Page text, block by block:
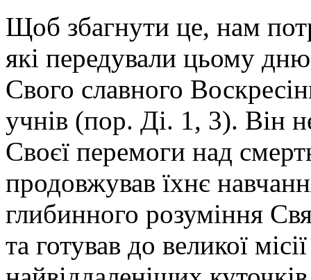
Щоб збагнути це, нам
які передували цьому
Свого славного
учнів (пор. Ді. 1, 3). Він
Своєї перемоги над
продовжував їхнє
глибинного розуміння
та готував до великої